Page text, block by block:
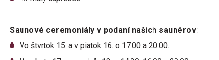
Saunové ceremoniály v podaní našich saunérov:
Vo štvrtok 15. a v piatok 16. o 17:00 a 20:00.